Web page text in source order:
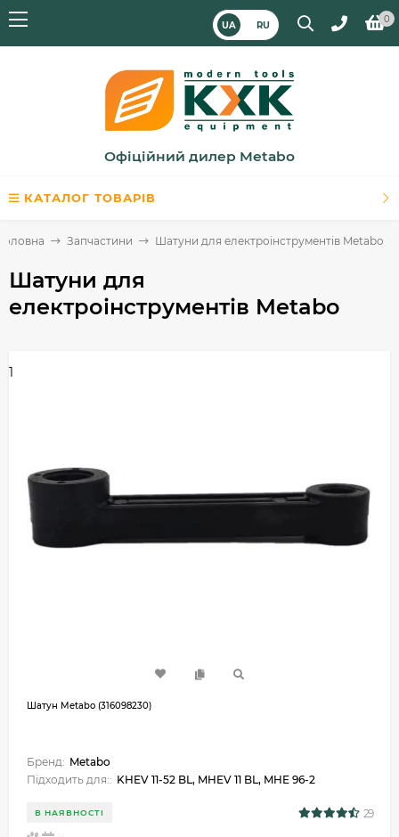
UA RU
0
Офіційний дилер Metabo
КАТАЛОГ ТОВАРІВ
Головна Запчастини Шатуни для електроінструментів Metabo
Шатуни для
електроінструментів Metabo
1
Шатун Metabo (316098230)
Бренд: Metabo
Підходить для:: KHEV 11-52 BL, MHEV 11 BL, MHE 96-2
В НАЯВНОСТІ 29